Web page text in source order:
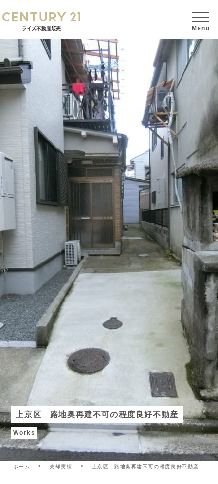
上京区 路地奥再建不可の程度良好不動産
Works
ホーム 売却実績 上京区 路地奥再建不可の程度良好不動産